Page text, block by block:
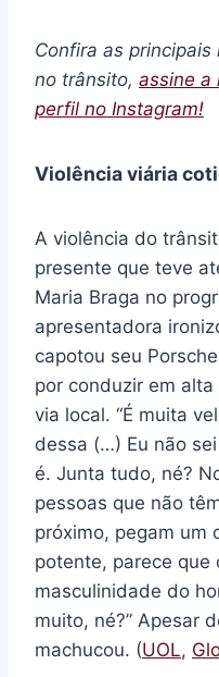
Confira as
no trânsito, assine a
perfil no Instagram!
Violência viária
A violência do
presente que teve
Maria Braga no
apresentadora
capotou seu
por conduzir em
via local. “É muita
dessa (…) Eu não
é. Junta tudo, né?
pessoas que não
próximo, pegam um
potente, parece que
masculinidade do
muito, né?” Apesar
machucou. (UOL,